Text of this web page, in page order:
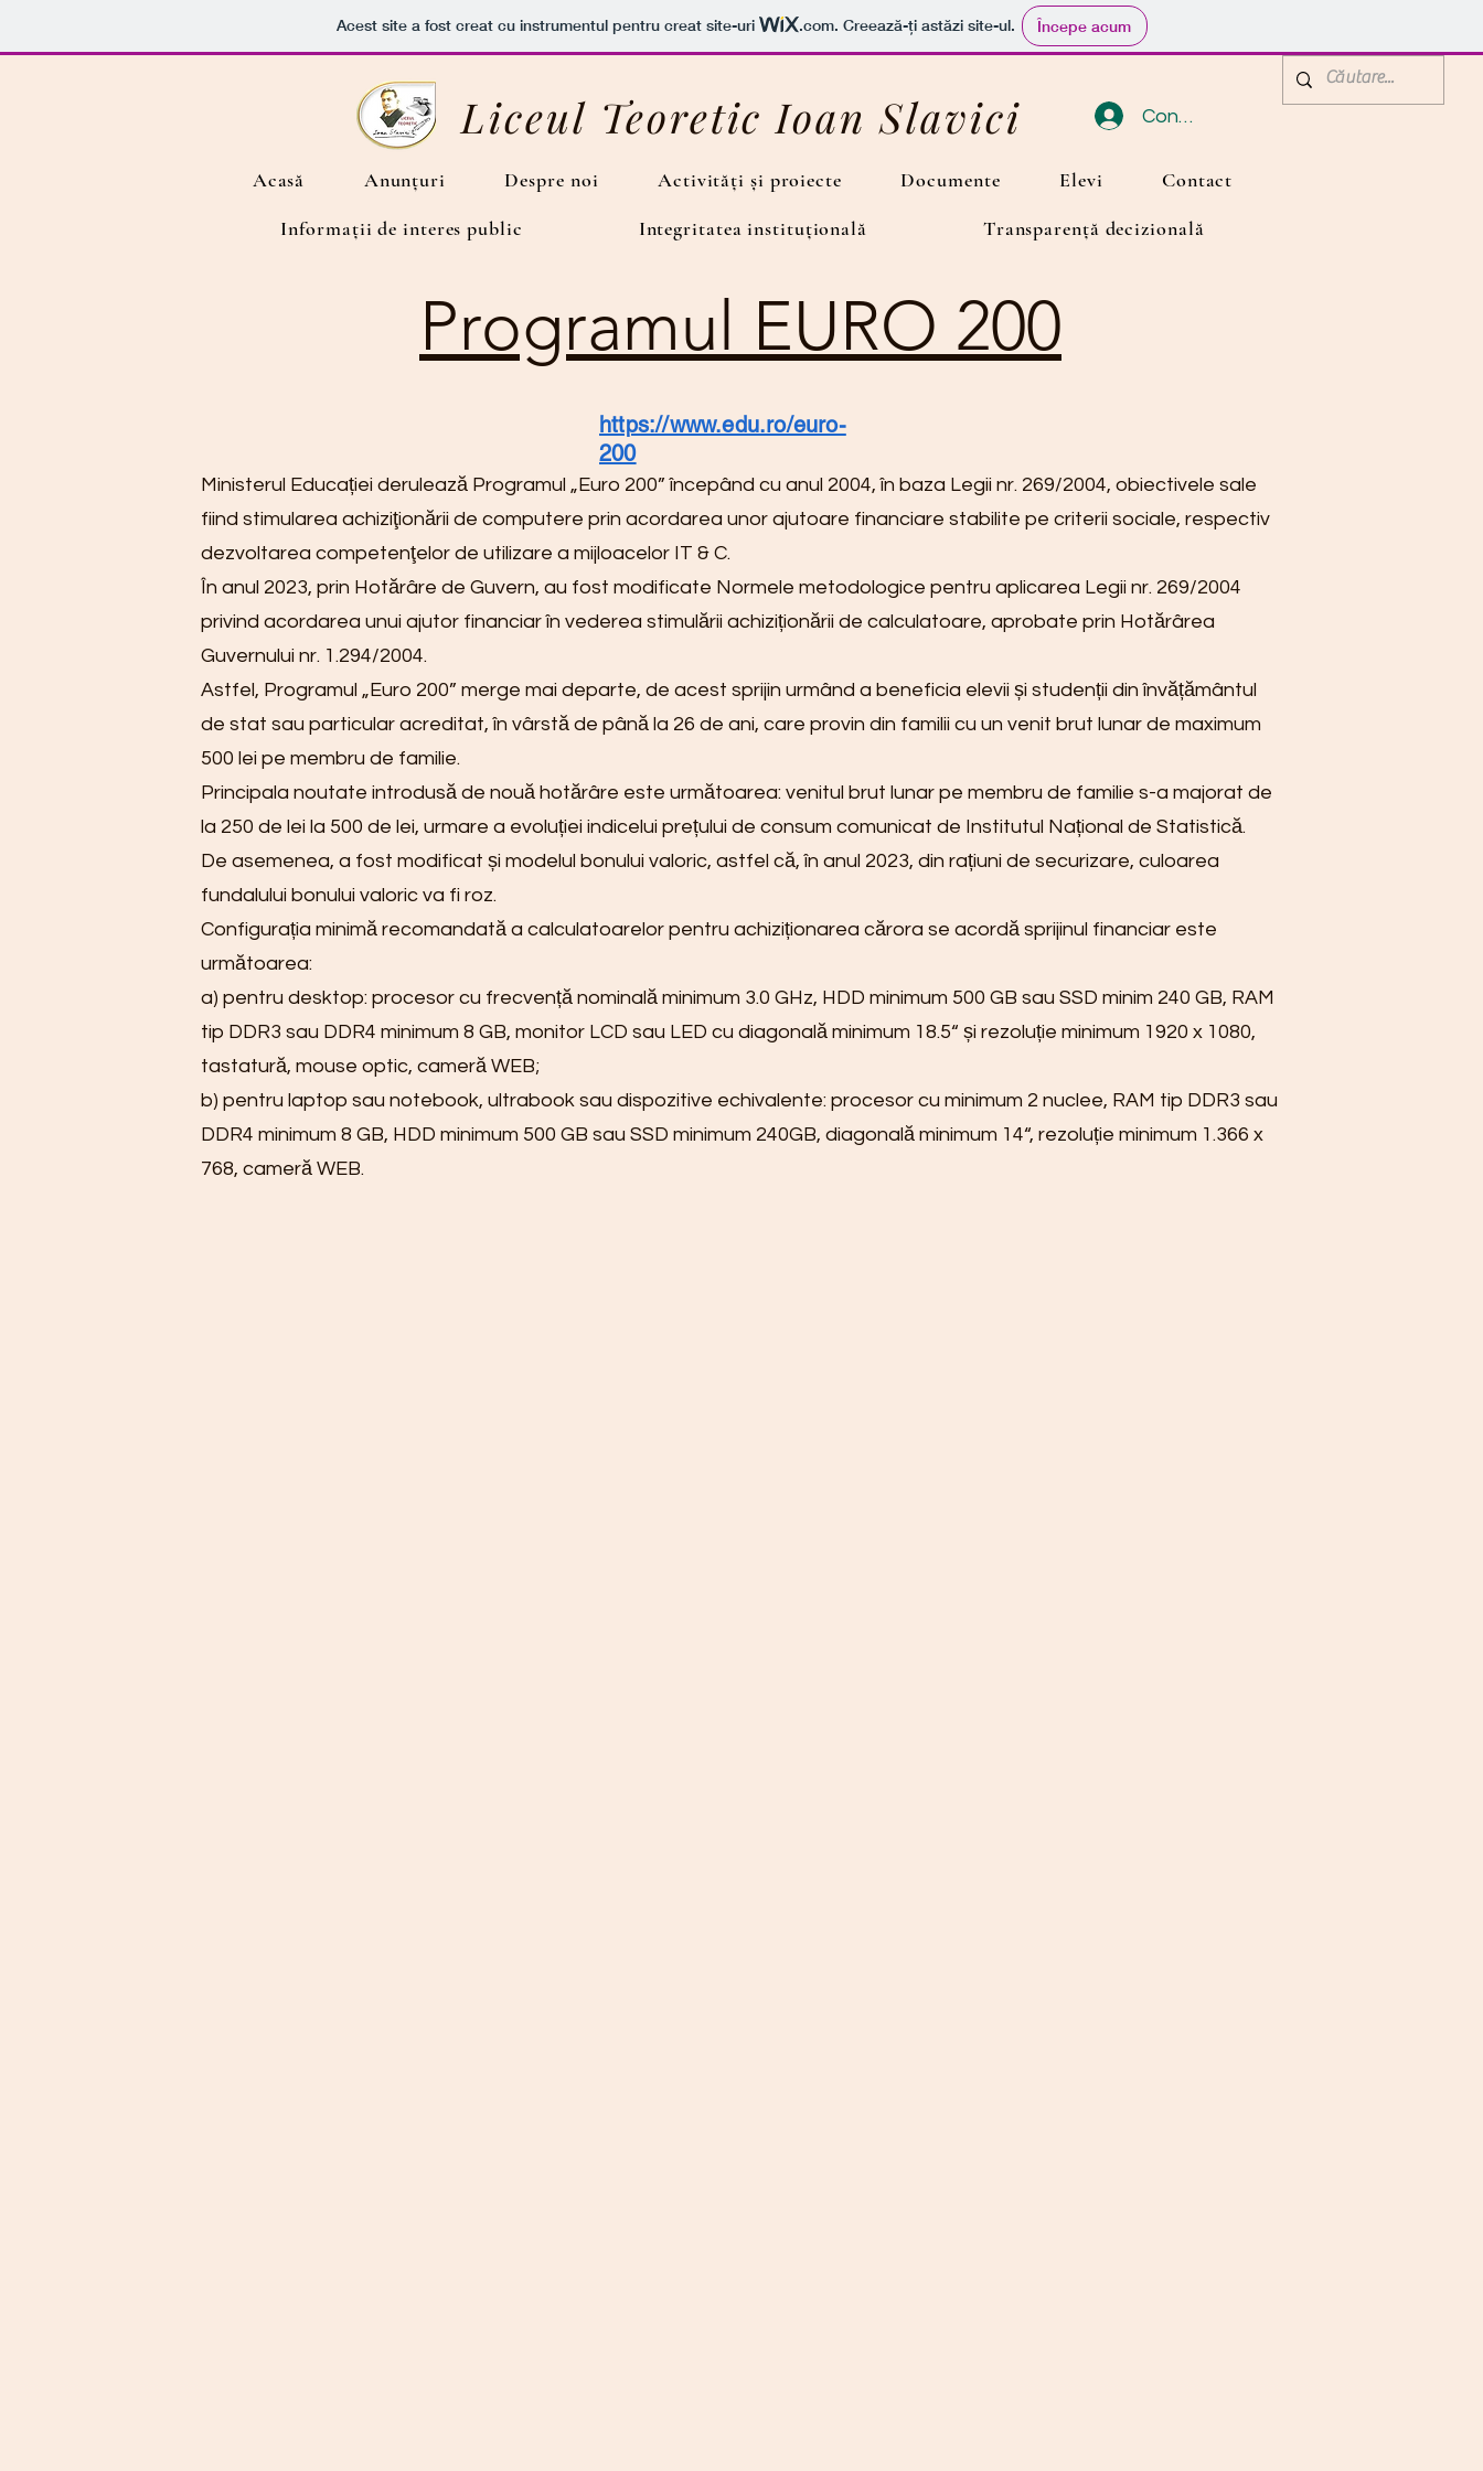
Acest site a fost creat cu instrumentul pentru creat site-uri .com. Creează-ți astăzi site-ul. Începe acum
Liceul Teoretic Ioan Slavici Conectează-te
Acasă Anunțuri Despre noi Activități și proiecte Documente Elevi
Contact
Informații de interes public
Integritatea instituțională Transparență decizională
Programul EURO 200
https://www.edu.ro/euro-
200
Ministerul Educației derulează Programul „Euro 200” începând cu anul 2004, în baza Legii nr. 269/2004, obiectivele sale
fiind stimularea achiziţionării de computere prin acordarea unor ajutoare financiare stabilite pe criterii sociale, respectiv
dezvoltarea competenţelor de utilizare a mijloacelor IT & C.
În anul 2023, prin Hotărâre de Guvern, au fost modificate Normele metodologice pentru aplicarea Legii nr. 269/2004
privind acordarea unui ajutor financiar în vederea stimulării achiziționării de calculatoare, aprobate prin Hotărârea
Guvernului nr. 1.294/2004.
Astfel, Programul „Euro 200” merge mai departe, de acest sprijin urmând a beneficia elevii și studenții din învățământul
de stat sau particular acreditat, în vârstă de până la 26 de ani, care provin din familii cu un venit brut lunar de maximum
500 lei pe membru de familie.
Principala noutate introdusă de nouă hotărâre este următoarea: venitul brut lunar pe membru de familie s-a majorat de
la 250 de lei la 500 de lei, urmare a evoluției indicelui prețului de consum comunicat de Institutul Național de Statistică.
De asemenea, a fost modificat și modelul bonului valoric, astfel că, în anul 2023, din rațiuni de securizare, culoarea
fundalului bonului valoric va fi roz.
Configurația minimă recomandată a calculatoarelor pentru achiziționarea cărora se acordă sprijinul financiar este
următoarea:
a) pentru desktop: procesor cu frecvență nominală minimum 3.0 GHz, HDD minimum 500 GB sau SSD minim 240 GB, RAM
tip DDR3 sau DDR4 minimum 8 GB, monitor LCD sau LED cu diagonală minimum 18.5“ și rezoluție minimum 1920 x 1080,
tastatură, mouse optic, cameră WEB;
b) pentru laptop sau notebook, ultrabook sau dispozitive echivalente: procesor cu minimum 2 nuclee, RAM tip DDR3 sau
DDR4 minimum 8 GB, HDD minimum 500 GB sau SSD minimum 240GB, diagonală minimum 14“, rezoluție minimum 1.366 x
768, cameră WEB.